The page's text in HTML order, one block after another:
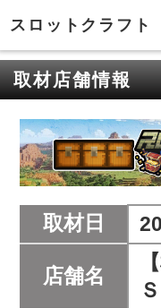
スロットクラフト
取材店舗情報
取材日
店舗名